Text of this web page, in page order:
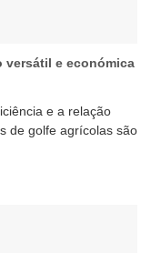
versátil e económica
e a relação
de golfe agrícolas são